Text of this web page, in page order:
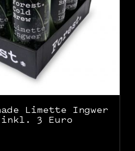
Limette Ingwer
3 Euro